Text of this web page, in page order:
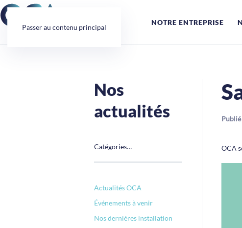
Passer au contenu principal
NOTRE ENTREPRISE
Publié
OCA
Nos
actualités
Catégories…
Actualités OCA
Événements à venir
Nos dernières installation
Panneau de gestion des cookies